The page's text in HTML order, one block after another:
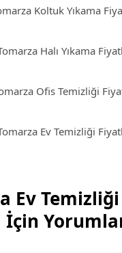
Koltuk Yıkama
Halı Yıkama
Ofis Temizliği
Ev Temizliği
Ev
İçin